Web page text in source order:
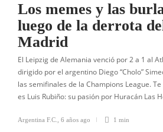
Los memes y las
luego de la derrota
Madrid
El Leipzig de Alemania venció por 2 a 1 al
dirigido por el argentino Diego “Cholo”
las semifinales de la Champions League.
es Luis Rubiño: su pasión por Huracán Las
Argentina F.C. 6 años ago 1 min